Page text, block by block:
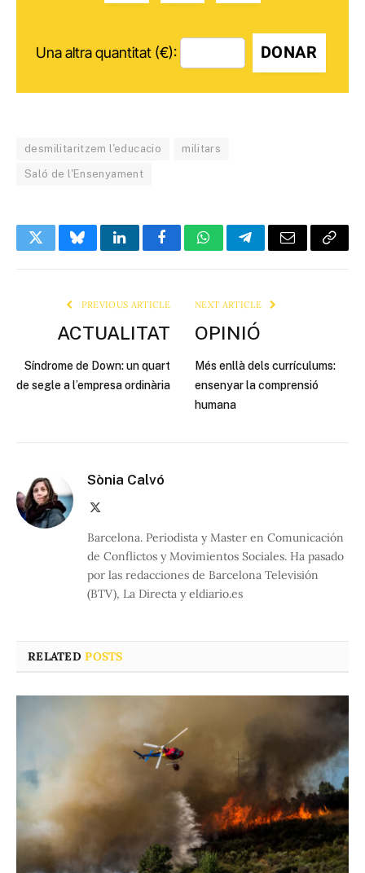
Una altra quantitat (€): DONAR
desmilitaritzem l'educacio militars
Saló de l'Ensenyament
TwitterBlueskyLinkedInFacebookWhatsAppTelegramEmail Copy
PREVIOUS ARTICLE
ACTUALITAT
Síndrome de Down: un quart
de segle a l’empresa ordinària
NEXT ARTICLE
OPINIÓ
Més enllà dels currículums:
ensenyar la comprensió
humana
Sònia Calvó
Barcelona. Periodista y Master en Comunicación
de Conflictos y Movimientos Sociales. Ha pasado
por las redacciones de Barcelona Televisión
(BTV), La Directa y eldiario.es
RELATEDPOSTS